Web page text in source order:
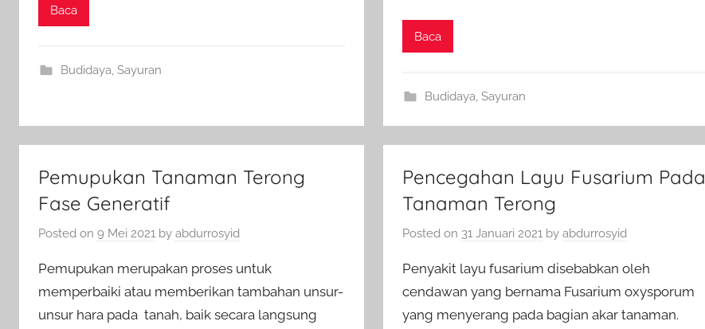
Baca
Budidaya, Sayuran
Baca
Budidaya, Sayuran
Pemupukan Tanaman Terong
Fase Generatif
Posted on 9 Mei 2021 by abdurrosyid
Pemupukan merupakan proses untuk
memperbaiki atau memberikan tambahan unsur-
unsur hara pada tanah, baik secara langsung
Pencegahan Layu Fusarium Pada
Tanaman Terong
Posted on 31 Januari 2021 byabdurrosyid
Penyakit layu fusarium disebabkan oleh
cendawan yang bernama Fusarium oxysporum
yang menyerang pada bagian akar tanaman.